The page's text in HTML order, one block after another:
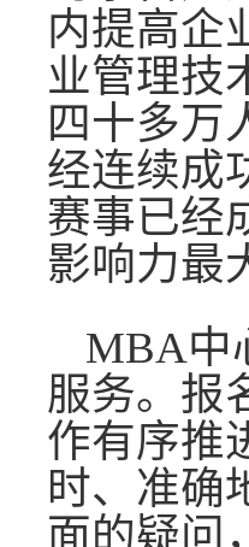
内提高企
业管理技
四十多万
经连续成
赛事已经
影响力最
MBA中
服务。报
作有序推
时、准确
面的疑问